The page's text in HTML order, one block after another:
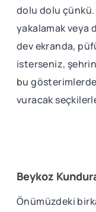
dolu dolu çünkü.
yakalamak veya
dev ekranda,
isterseniz,
bu
vuracak
Beykoz
Önümüzdeki